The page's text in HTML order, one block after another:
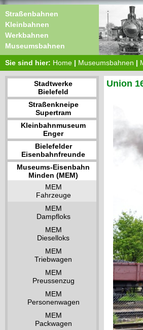
Straßenbahnen
Kleinbahnen
Werkbahnen
Museumsbahnen
Sie sind hier: Home | Museumsbahnen |
Stadtwerke
Bielefeld
Straßenkneipe
Supertram
Kleinbahnmuseum
Enger
Bielefelder
Eisenbahnfreunde
Museums-Eisenbahn
Minden (MEM)
MEM
Fahrzeuge
MEM
Dampfloks
MEM
Dieselloks
MEM
Triebwagen
MEM
Preussenzug
MEM
Personenwagen
MEM
Packwagen
Union